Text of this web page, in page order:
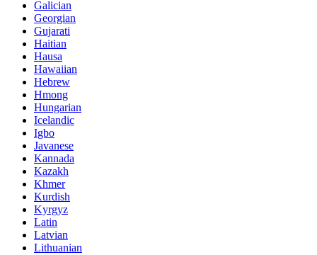
Galician
Georgian
Gujarati
Haitian
Hausa
Hawaiian
Hebrew
Hmong
Hungarian
Icelandic
Igbo
Javanese
Kannada
Kazakh
Khmer
Kurdish
Kyrgyz
Latin
Latvian
Lithuanian